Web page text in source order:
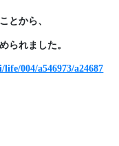
とから、
られました。
004/a546973/a24687